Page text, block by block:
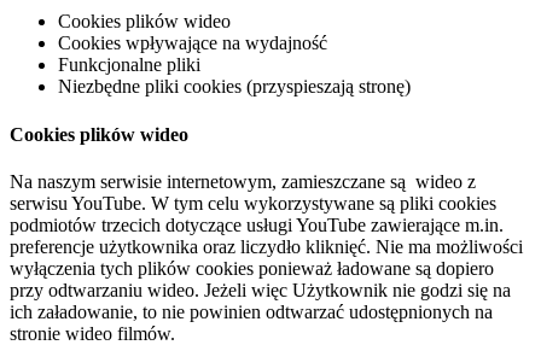
Cookies plików wideo
Cookies wpływające na wydajność
Funkcjonalne pliki
Niezbędne pliki cookies (przyspieszają stronę)
Cookies plików wideo
Na naszym serwisie internetowym, zamieszczane są wideo z
serwisu YouTube. W tym celu wykorzystywane są pliki cookies
podmiotów trzecich dotyczące usługi YouTube zawierające m.in.
preferencje użytkownika oraz liczydło kliknięć. Nie ma możliwości
wyłączenia tych plików cookies ponieważ ładowane są dopiero
przy odtwarzaniu wideo. Jeżeli więc Użytkownik nie godzi się na
ich załadowanie, to nie powinien odtwarzać udostępnionych na
stronie wideo filmów.